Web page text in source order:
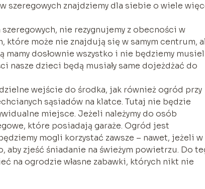
znajdziemy dla siebie o wiele
nie rezygnujemy z obecności w
które może nie znajdują się w samym centrum,
dosłownie wszystko i nie będziemy
nasze dzieci będą musiały same dojeżdżać do
wejście do środka, jak również ogród przy
sąsiadów na klatce. Tutaj nie będzie
miejsce. Jeżeli należymy do osób
które posiadają garaże. Ogród jest
mogli korzystać zawsze – nawet, jeżeli w
aby zjeść śniadanie na świeżym powietrzu. Do
na ogrodzie własne zabawki, których nikt nie